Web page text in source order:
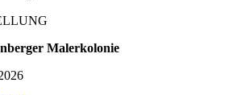
Malerkolonie